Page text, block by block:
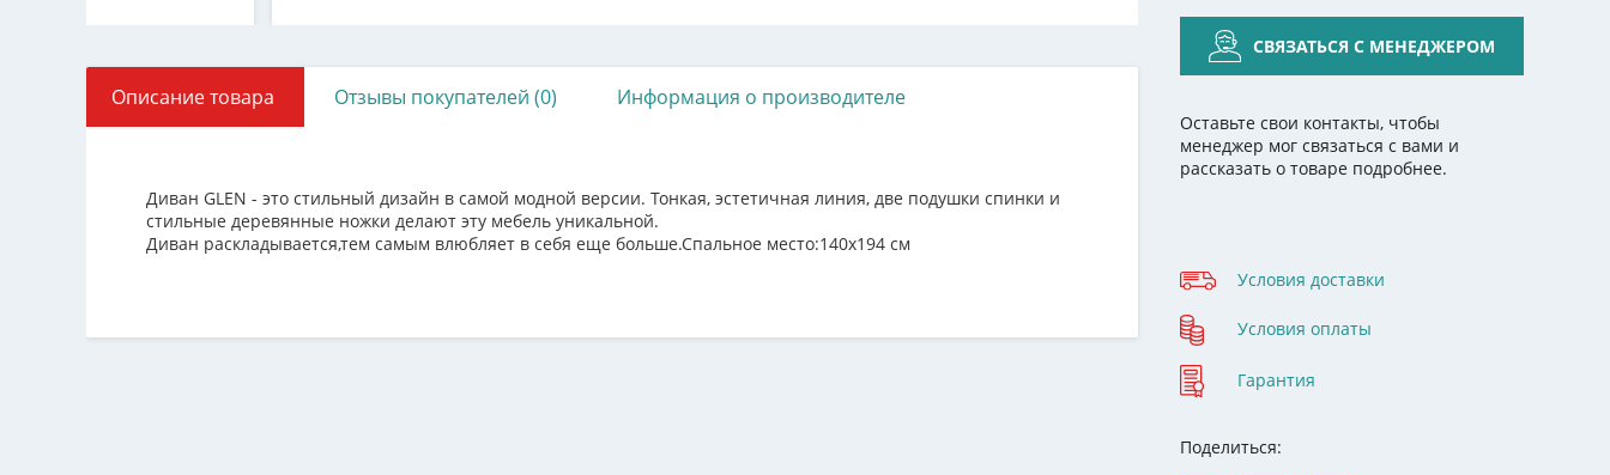
СВЯЗАТЬСЯ С МЕНЕДЖЕРОМ
Оставьте свои контакты, чтобы
менеджер мог связаться с вами и
рассказать о товаре подробнее.
Условия доставки
Условия оплаты
Гарантия
Поделиться:
Описание товара
Диван GLEN - это стильный дизайн в самой модной версии. Тонкая, эстетичная линия, две подушки спинки и
стильные деревянные ножки делают эту мебель уникальной.
Диван раскладывается,тем самым влюбляет в себя еще больше.Спальное место:140х194 см
Отзывы покупателей (0) Информация о производителе